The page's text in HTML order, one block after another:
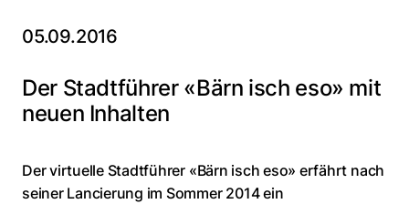
05.09.2016
Der Stadtführer «Bärn isch eso» mit
neuen Inhalten
Der virtuelle Stadtführer «Bärn isch eso» erfährt nach
seiner Lancierung im Sommer 2014 ein